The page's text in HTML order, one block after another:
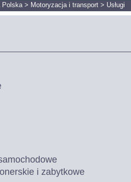
Polska> Motoryzacja i transport > Usługi
i zabytkowe